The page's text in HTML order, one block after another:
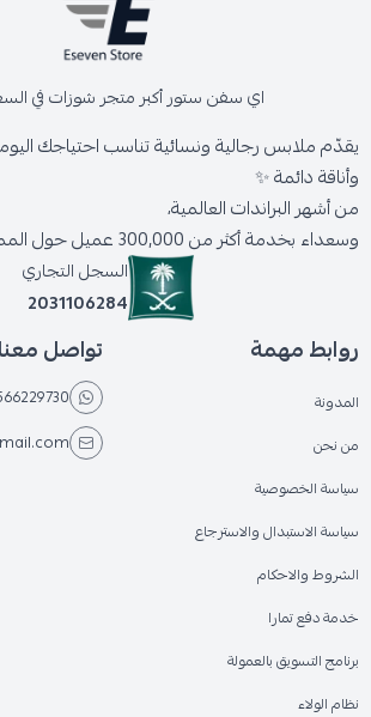
اي سفن ستور أكبر متجر شوزات في
يقدّم ملابس رجالية ونسائية تناسب احتياجك
وأناقة دائمة ✨
من أشهر البراندات العالمية،
وسعداء بخدمة أكثر من 300,000 عميل حول المملكة.
السجل التجاري
2031106284
روابط مهمة
المدونة
من نحن
سياسة الخصوصية
سياسة الاستبدال والاسترجاع
الشروط والاحكام
خدمة دفع تمارا
برنامج التسويق بالعمولة
نظام الولاء
تواصل معنا